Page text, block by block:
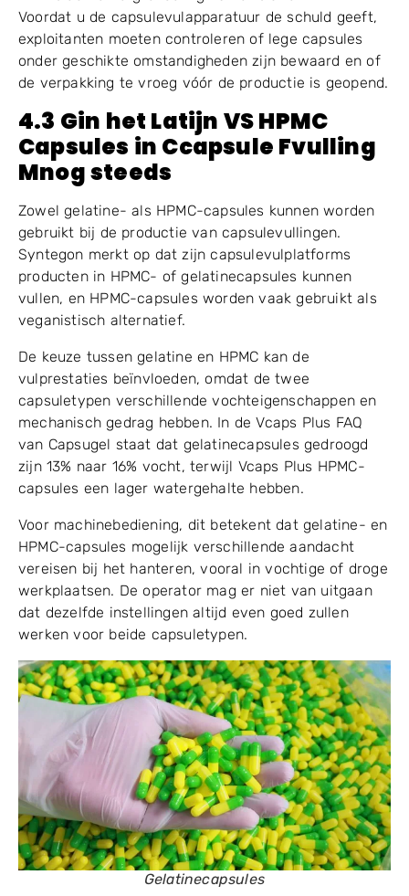
vervorming door slechte verpakking of druk;
statische elektriciteit in droge omgevingen;
capsules die aan elkaar plakken;
onstabiele scheiding tijdens het vullen;
Voordat u de capsulevulapparatuur de schuld geeft,
exploitanten moeten controleren of lege capsules
onder geschikte omstandigheden zijn bewaard en of
de verpakking te vroeg vóór de productie is geopend.
4.3Gin het LatijnVSHPMC
Capsules inCcapsuleFvulling
Mnog steeds
Zowel gelatine- als HPMC-capsules kunnen worden
Syntegon merkt op dat zijn capsulevulplatforms
producten in HPMC- of gelatinecapsules kunnen
vullen, en HPMC-capsules worden vaak gebruikt als
veganistisch alternatief.
De keuze tussen gelatine en HPMC kan de
vulprestaties beïnvloeden, omdat de twee
mechanisch gedrag hebben. In de Vcaps Plus FAQ
van Capsugel staat dat gelatinecapsules gedroogd
zijn 13% naar 16% vocht, terwijl Vcaps Plus HPMC-
capsules een lager watergehalte hebben.
Voor machinebediening, dit betekent dat gelatine- en
vereisen bij het hanteren, vooral in vochtige of droge
werkplaatsen. De operator mag er niet van uitgaan
dat dezelfde instellingen altijd even goed zullen
werken voor beide capsuletypen.